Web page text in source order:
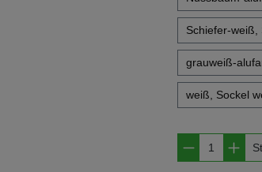
Schiefer-weiß,
grauweiß-
weiß, Sockel
Produkt